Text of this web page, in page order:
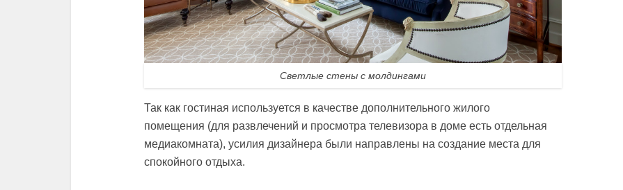
Светлые стены с молдингами
Так как гостиная используется в качестве дополнительного жилого
помещения (для развлечений и просмотра телевизора в доме есть отдельная
медиакомната), усилия дизайнера были направлены на создание места для
спокойного отдыха.